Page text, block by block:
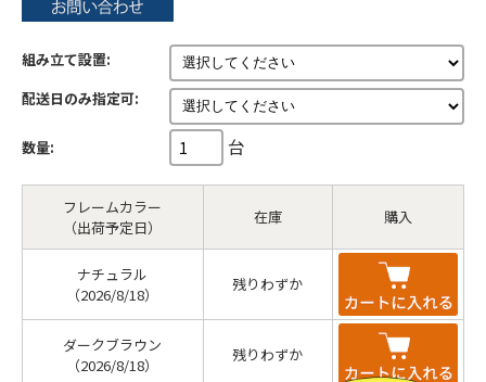
組み立て設置:
配送日のみ指定可:
数量: 台
フレームカラー
（出荷予定日）
在庫 購入
ナチュラル
（2026/8/18）
残りわずか
ダークブラウン
（2026/8/18）
残りわずか